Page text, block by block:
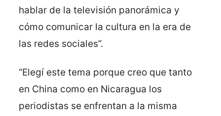
hablar de la televisión panorámica y
cómo comunicar la cultura en la era de
las redes sociales”.
“Elegí este tema porque creo que tanto
en China como en Nicaragua los
periodistas se enfrentan a la misma